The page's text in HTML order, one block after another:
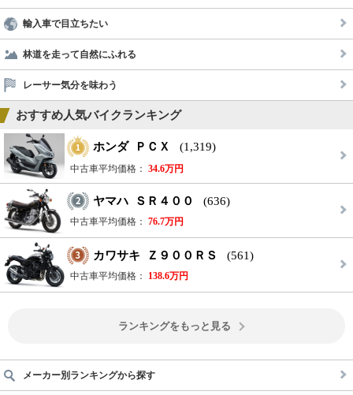
輸入車で目立ちたい
林道を走って自然にふれる
レーサー気分を味わう
おすすめ人気バイクランキング
ホンダ ＰＣＸ (1,319)
中古車平均価格： 34.6万円
ヤマハ ＳＲ４００ (636)
中古車平均価格： 76.7万円
カワサキ Ｚ９００ＲＳ (561)
中古車平均価格： 138.6万円
ランキングをもっと見る
メーカー別ランキングから探す